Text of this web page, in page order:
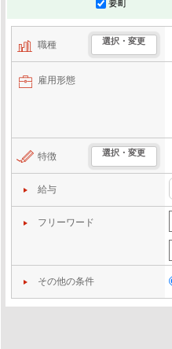
要町
職種 選択・変更
雇用形態
特徴 選択・変更
給与
フリーワード
その他の条件